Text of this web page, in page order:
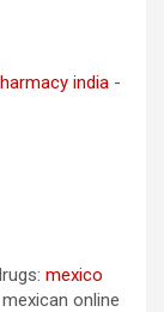
india -
mexico
mexican online